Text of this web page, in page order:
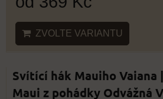
ZVOLTE VARIANTU
Svítící hák Mauiho Vaiana
Maui z pohádky Odvážná